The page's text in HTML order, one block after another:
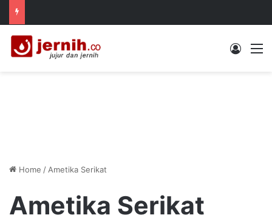
Log In
Home / Ametika Serikat
Ametika Serikat